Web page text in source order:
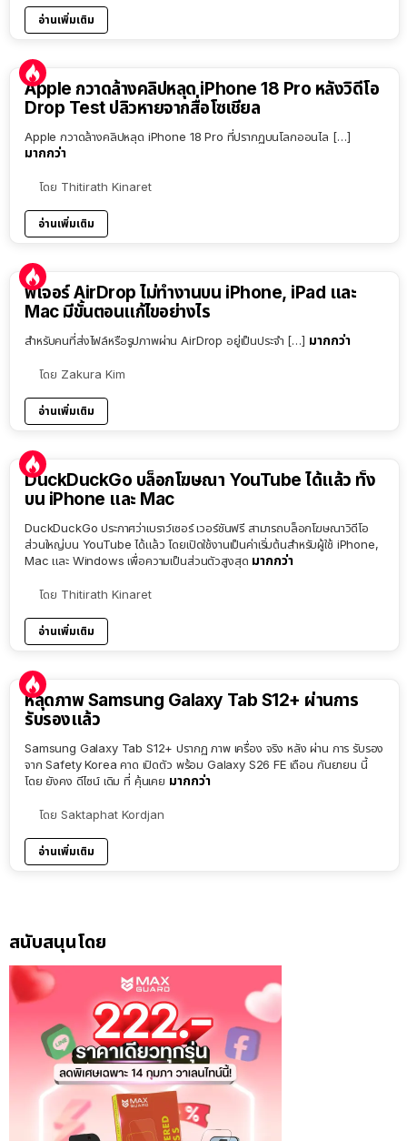
อ่านเพิ่มเติม
Apple กวาดล้างคลิปหลุด iPhone 18 Pro หลังวิดีโอ
Drop Test ปลิวหายจากสื่อโซเชียล
Apple กวาดล้างคลิปหลุด iPhone 18 Pro ที่ปรากฏบนโลกออนไล […]
มากกว่า
โดย Thitirath Kinaret
อ่านเพิ่มเติม
ฟีเจอร์ AirDrop ไม่ทำงานบน iPhone, iPad และ
Mac มีขั้นตอนแก้ไขอย่างไร
สำหรับคนที่ส่งไฟล์หรือรูปภาพผ่าน AirDrop อยู่เป็นประจำ […] มากกว่า
โดย Zakura Kim
อ่านเพิ่มเติม
DuckDuckGo บล็อกโฆษณา YouTube ได้แล้ว ทั้ง
บน iPhone และ Mac
DuckDuckGo ประกาศว่าเบราว์เซอร์ เวอร์ชันฟรี สามารถบล็อกโฆษณาวิดีโอ
ส่วนใหญ่บน YouTube ได้แล้ว โดยเปิดใช้งานเป็นค่าเริ่มต้นสำหรับผู้ใช้ iPhone,
Mac และ Windows เพื่อความเป็นส่วนตัวสูงสุด มากกว่า
โดย Thitirath Kinaret
อ่านเพิ่มเติม
หลุดภาพ Samsung Galaxy Tab S12+ ผ่านการ
รับรองแล้ว
Samsung Galaxy Tab S12+ ปรากฏ ภาพ เครื่อง จริง หลัง ผ่าน การ รับรอง
จาก Safety Korea คาด เปิดตัว พร้อม Galaxy S26 FE เดือน กันยายน นี้
โดย ยังคง ดีไซน์ เดิม ที่ คุ้นเคย มากกว่า
โดย Saktaphat Kordjan
อ่านเพิ่มเติม
สนับสนุนโดย